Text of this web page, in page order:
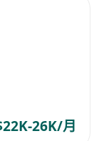
26K/月